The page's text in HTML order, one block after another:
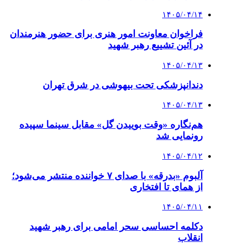
۱۴۰۵/۰۴/۱۴
فراخوان معاونت امور هنری برای حضور هنرمندان
در آئین تشییع رهبر شهید
۱۴۰۵/۰۴/۱۳
دندانپزشکی تحت بیهوشی در شرق تهران
۱۴۰۵/۰۴/۱۳
هم‌نگاره «وقت بوییدن گل» مقابل سینما سپیده
رونمایی شد
۱۴۰۵/۰۴/۱۲
آلبوم «بدرقه» با صدای ۷ خواننده منتشر می‌شود؛
از همای تا افتخاری
۱۴۰۵/۰۴/۱۱
دکلمه‌ احساسی سحر امامی برای رهبر شهید
انقلاب